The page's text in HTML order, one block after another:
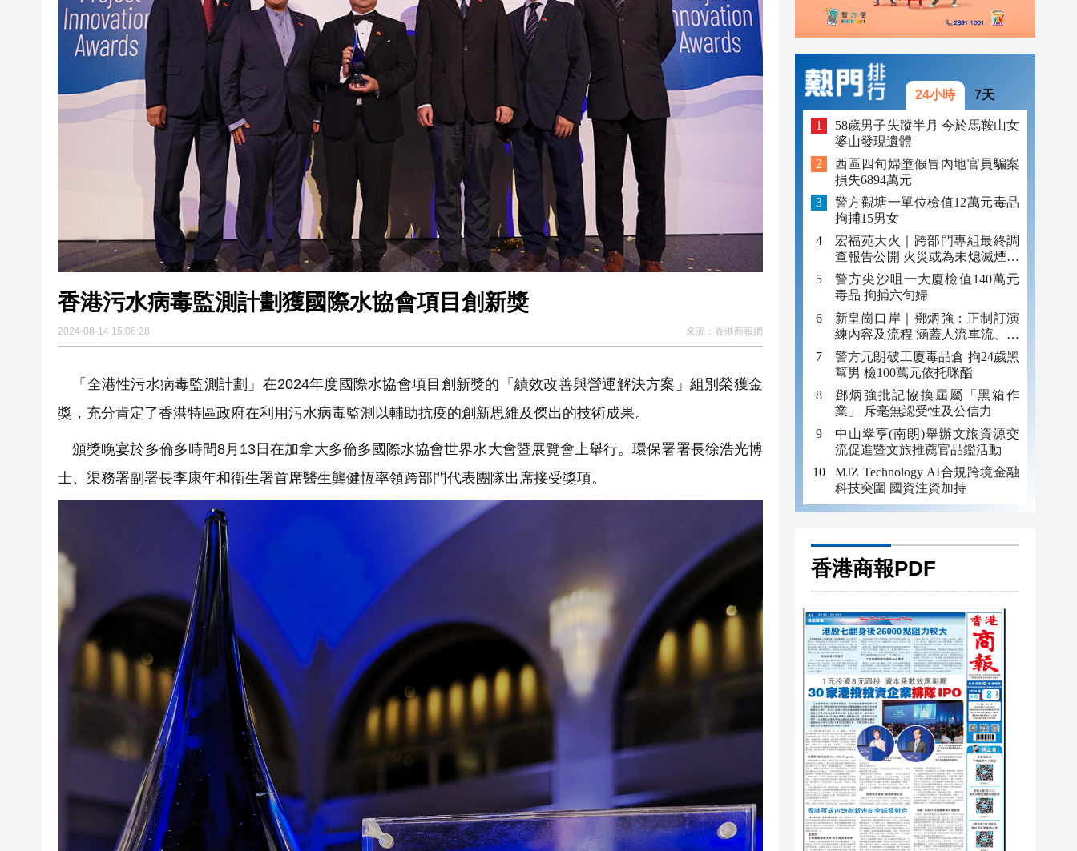
香港污水病毒監測計劃獲國際水協會項目創新獎
2024-08-14 15:06:28 來源： 香港商報網
「全港性污水病毒監測計劃」在2024年度國際水協會項目創新獎的「績效改善與營運解決方案」組別榮獲金
獎，充分肯定了香港特區政府在利用污水病毒監測以輔助抗疫的創新思維及傑出的技術成果。
頒獎晚宴於多倫多時間8月13日在加拿大多倫多國際水協會世界水大會暨展覽會上舉行。環保署署長徐浩光博
士、渠務署副署長李康年和衞生署首席醫生龔健恆率領跨部門代表團隊出席接受獎項。
24小時 7天
58歲男子失蹤半月 今於馬鞍山女
婆山發現遺體
西區四旬婦墮假冒內地官員騙案
損失6894萬元
警方觀塘一單位檢值12萬元毒品
拘捕15男女
宏福苑大火｜跨部門專組最終調
查報告公開 火災或為未熄滅煙頭
引發
警方尖沙咀一大廈檢值140萬元
毒品 拘捕六旬婦
新皇崗口岸｜鄧炳強：正制訂演
練內容及流程 涵蓋人流車流、緊
急應變等
警方元朗破工廈毒品倉 拘24歲黑
幫男 檢100萬元依托咪酯
鄧炳強批記協換屆屬「黑箱作
業」 斥毫無認受性及公信力
中山翠亨(南朗)舉辦文旅資源交
流促進暨文旅推薦官品鑑活動
MJZ Technology AI合規跨境金融
科技突圍 國資注資加持
香港商報PDF